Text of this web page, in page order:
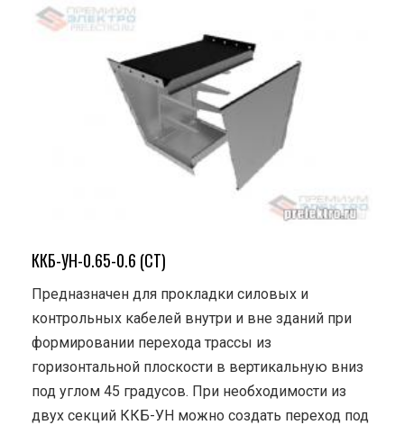
ККБ-УН-0.65-0.6 (СТ)
Предназначен для прокладки силовых и
контрольных кабелей внутри и вне зданий при
формировании перехода трассы из
горизонтальной плоскости в вертикальную вниз
под углом 45 градусов. При необходимости из
двух секций ККБ-УН можно создать переход под